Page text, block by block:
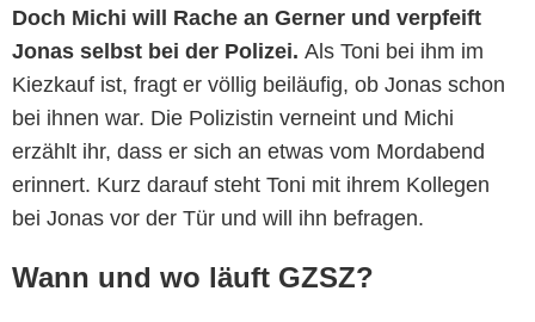
Doch Michi will Rache an Gerner und verpfeift
Jonas selbst bei der Polizei. Als Toni bei ihm im
Kiezkauf ist, fragt er völlig beiläufig, ob Jonas schon
bei ihnen war. Die Polizistin verneint und Michi
erzählt ihr, dass er sich an etwas vom Mordabend
erinnert. Kurz darauf steht Toni mit ihrem Kollegen
bei Jonas vor der Tür und will ihn befragen.
Wann und wo läuft GZSZ?